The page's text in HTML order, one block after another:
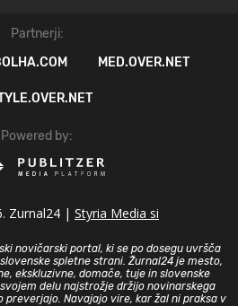
Partnerji:
MED.OVER.NET
Powered by:
Zurnal24 | Styria Media si
novičarski portal, ki se po dosegu uvršča
spletne strani. Žurnal24 je mesto,
ekskluzivne, domače, tuje in slovenske
delu najstrožje držijo novinarskega
Navajajo vire, kar žal ni praksa v